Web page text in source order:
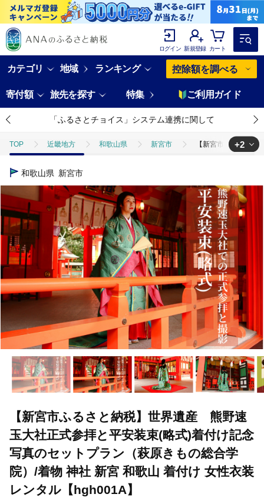
ログイン 新規登録 カート
カテゴリ 地域 ランキング 控除額を調べる
寄付額 旅先を探す 特集 ご利用ガイド
「ふるさとチョイス」システム連携に関して
TOP 近畿地方 和歌山県 新宮市 【新宮市ふるさと
TOP
旅行・宿泊・体験 体験チケット その他体験チケット
+2
和歌山県 新宮市
【新宮市ふるさと納税】世界遺産 熊野速
玉大社正式参拝と平安装束(略式)着付け記念
写真のセットプラン（萩原きもの総合学
院）/着物 神社 新宮 和歌山 着付け 女性衣装
レンタル【hgh001A】